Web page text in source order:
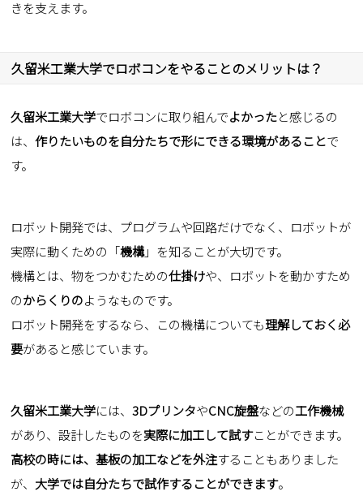
きを支えます。
久留米工業大学でロボコンをやることのメリットは？
久留米工業大学でロボコンに取り組んでよかったと感じるの
は、作りたいものを自分たちで形にできる環境があることで
す。
ロボット開発では、プログラムや回路だけでなく、ロボットが
実際に動くための「機構」を知ることが大切です。
機構とは、物をつかむための仕掛けや、ロボットを動かすため
のからくりのようなものです。
ロボット開発をするなら、この機構についても理解しておく必
要があると感じています。
久留米工業大学には、3DプリンタやCNC旋盤などの工作機械
があり、設計したものを実際に加工して試すことができます。
高校の時には、基板の加工などを外注することもありました
が、 大学では自分たちで試作することができます。